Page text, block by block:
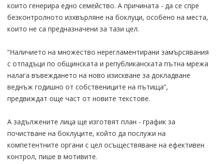
които генерира едно семейство. А причината - да се спре
безконтролното изхвърляне на боклуци, особено на места,
които не са предназначени за тази цел.
“Наличието на множество нерегламентирани замърсявания
с отпадъци по общинската и републиканската пътна мрежа
налага въвеждането на ново изискване за докладване
веднъж годишно от собствениците на пътища”,
предвиждат още част от новите текстове.
А задължените лица ще изготвят план - график за
почистване на боклуците, който да послужи на
компетентните органи с цел осъществяване на ефективен
контрол, пише в мотивите.